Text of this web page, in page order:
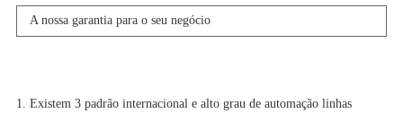
A nossa garantia para o seu negócio
1. Existem 3 padrão internacional e alto grau de automação linhas